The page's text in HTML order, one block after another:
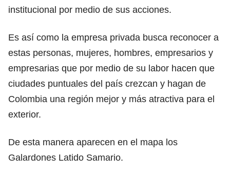
institucional por medio de sus acciones.
Es así como la empresa privada busca reconocer a
estas personas, mujeres, hombres, empresarios y
empresarias que por medio de su labor hacen que
ciudades puntuales del país crezcan y hagan de
Colombia una región mejor y más atractiva para el
exterior.
De esta manera aparecen en el mapa los
Galardones Latido Samario.